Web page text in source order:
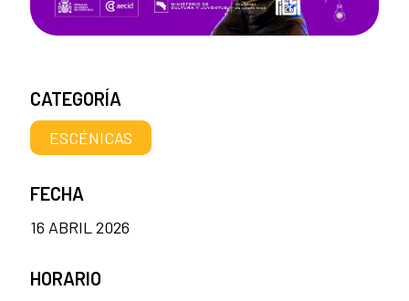
CATEGORÍA
ESCÉNICAS
FECHA
16 ABRIL 2026
HORARIO